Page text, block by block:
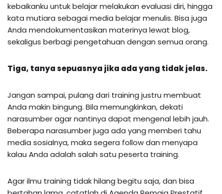
kebaikanku untuk belajar melakukan evaluasi diri, hingga
kata mutiara sebagai media belajar menulis. Bisa juga
Anda mendokumentasikan materinya lewat blog,
sekaligus berbagi pengetahuan dengan semua orang.
Tiga, tanya sepuasnya jika ada yang tidak jelas.
Jangan sampai, pulang dari training justru membuat
Anda makin bingung. Bila memungkinkan, dekati
narasumber agar nantinya dapat mengenal lebih jauh.
Beberapa narasumber juga ada yang memberi tahu
media sosialnya, maka segera follow dan menyapa
kalau Anda adalah salah satu peserta training.
Agar ilmu training tidak hilang begitu saja, dan bisa